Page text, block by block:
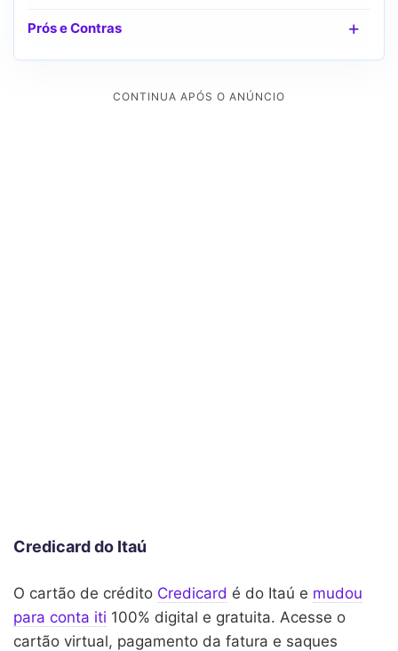
Prós e Contras
Credicard do Itaú
O cartão de crédito Credicard é do Itaú e mudou
para conta iti 100% digital e gratuita. Acesse o
cartão virtual, pagamento da fatura e saques